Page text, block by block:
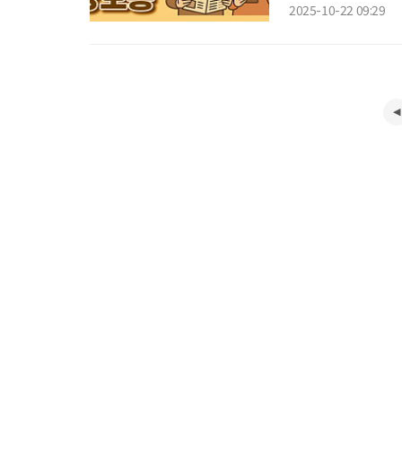
2025-10-22 09:29